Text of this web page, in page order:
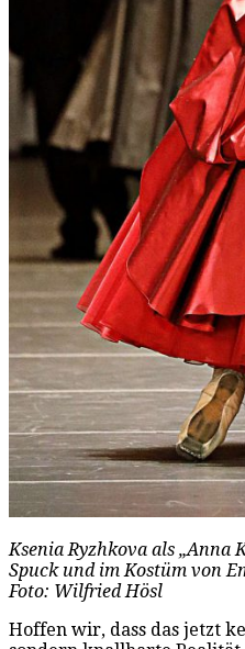
Ksenia Ryzhkova als
Spuck und im Kostüm von
Foto: Wilfried Hösl
Hoffen wir, dass das jetzt